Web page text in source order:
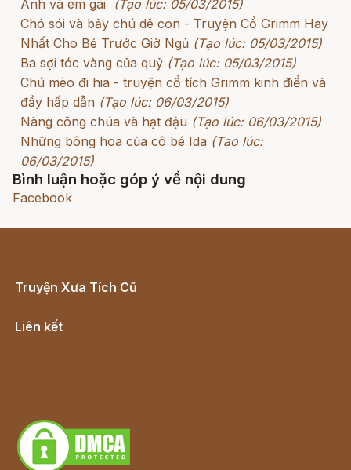
Anh và em gái
(Tạo lúc: 05/03/2015)
Chó sói và bảy chú dê con - Truyện Cổ Grimm Hay
Nhất Cho Bé Trước Giờ Ngủ (Tạo lúc: 05/03/2015)
Ba sợi tóc vàng của quỷ (Tạo lúc: 05/03/2015)
Chú mèo đi hia - truyện cổ tích Grimm kinh điển và
đầy hấp dẫn (Tạo lúc: 06/03/2015)
Nàng công chúa và hạt đậu (Tạo lúc: 06/03/2015)
Những bông hoa của cô bé Ida (Tạo lúc:
06/03/2015)
Bình luận hoặc góp ý về nội dung
Facebook
Truyện Xưa Tích Cũ
Liên kết